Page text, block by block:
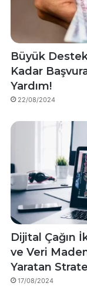
Büyük Destek
Kadar
Yardım!
22/08/2024
Dijital Çağın
ve Veri
Yaratan
17/08/2024